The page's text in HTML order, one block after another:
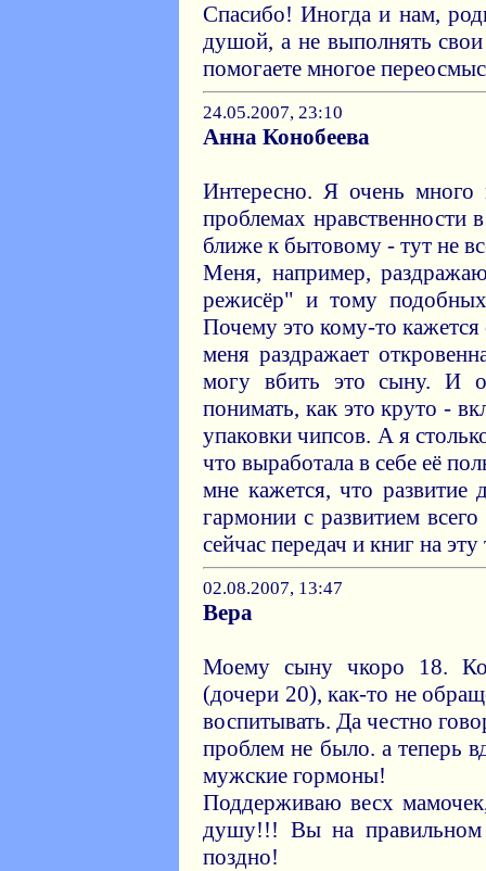
Спасибо! Иногда и нам,
душой, а не выполнять
помогаете многое
24.05.2007, 23:10
Анна Конобеева
Интересно. Я очень
проблемах нравственности
ближе к бытовому - тут не
Меня, например,
режисёр" и тому
Почему это кому-то
меня раздражает
могу вбить это сыну. И
понимать, как это круто -
упаковки чипсов. А я
что выработала в себе её
мне кажется, что
гармонии с развитием
сейчас передач и книг на эту
02.08.2007, 13:47
Вера
Моему сыну чкоро 18.
(дочери 20), как-то не
воспитывать. Да честно
проблем не было. а теперь
мужские гормоны!
Поддерживаю весх
душу!!! Вы на
поздно!